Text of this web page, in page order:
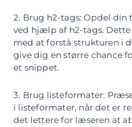
2. Brug h2-tags: Opdel din
ved hjælp af h2-tags.
med at forstå strukturen i
give dig en større chance
et snippet.
3. Brug listeformater:
i listeformater, når det er
det lettere for læseren at